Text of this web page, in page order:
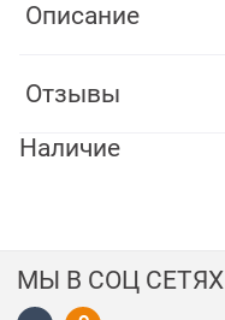
Описание
Отзывы
Наличие
МЫ В СОЦ СЕТЯХ